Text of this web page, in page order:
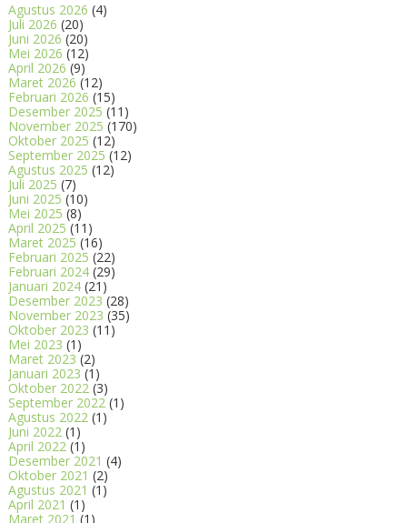
Agustus 2026 (4)
Juli 2026 (20)
Juni 2026 (20)
Mei 2026 (12)
April 2026 (9)
Maret 2026 (12)
Februari 2026 (15)
Desember 2025 (11)
November 2025 (170)
Oktober 2025 (12)
September 2025 (12)
Agustus 2025 (12)
Juli 2025 (7)
Juni 2025 (10)
Mei 2025 (8)
April 2025 (11)
Maret 2025 (16)
Februari 2025 (22)
Februari 2024(29)
Januari 2024(21)
Desember 2023 (28)
November 2023 (35)
Oktober 2023 (11)
Mei 2023 (1)
Maret 2023 (2)
Januari 2023 (1)
Oktober 2022(3)
September 2022(1)
Agustus 2022(1)
Juni 2022(1)
April 2022(1)
Desember 2021 (4)
Oktober 2021 (2)
Agustus 2021 (1)
April 2021 (1)
Maret 2021 (1)